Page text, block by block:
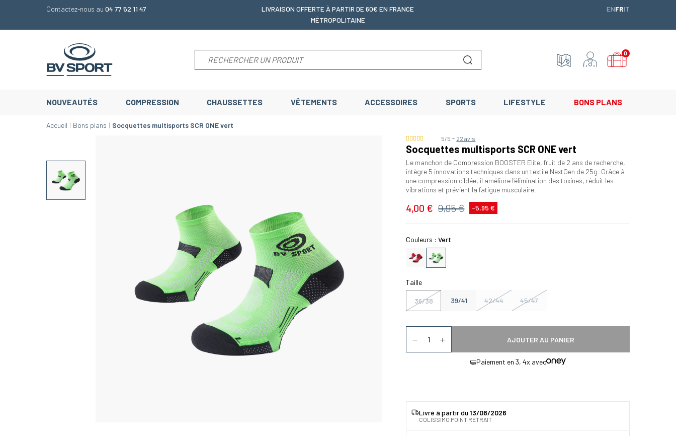
Contactez-nous au 04 77 52 11 47 LIVRAISON OFFERTE À PARTIR DE 60€ EN FRANCE
MÉTROPOLITAINE
ENENGLISH
FRFRANÇAIS
ITITALIANO
Lancer la recherche
0
NOUVEAUTÉS COMPRESSION CHAUSSETTES VÊTEMENTS ACCESSOIRES SPORTS LIFESTYLE BONS PLANS
Accueil Bons plans Socquettes multisports SCR ONE vert
5/5 - 22 avis
Socquettes multisports SCR ONE vert
Le manchon de Compression BOOSTER Elite, fruit de 2 ans de recherche,
intègre 5 innovations techniques dans un textile NextGen de 25g. Grâce à
une compression ciblée, il améliore l’élimination des toxines, réduit les
vibrations et prévient la fatigue musculaire.
4,00 € 9,95 € -5,95 €
Couleurs :Vert
Taille
36/38 39/41 42/44 45/47
AJOUTER AU PANIER
Paiement en 3, 4x avec
Livré à partir du13/08/2026
COLISSIMO POINT RETRAIT